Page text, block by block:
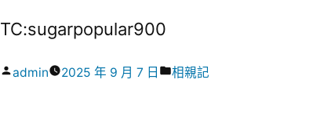
TC:sugarpopular900
作
admin 2025 年 9 月 7 日
分
相親記